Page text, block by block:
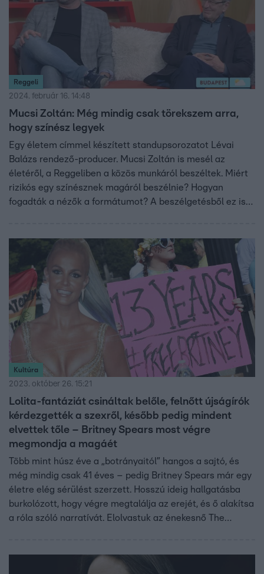
Reggeli
2024. február 16. 14:48
Mucsi Zoltán: Még mindig csak törekszem arra,
hogy színész legyek
Egy életem címmel készített standupsorozatot Lévai
Balázs rendező-producer. Mucsi Zoltán is mesél az
életéről, a Reggeliben a közös munkáról beszéltek. Miért
rizikós egy színésznek magáról beszélnie? Hogyan
fogadták a nézők a formátumot? A beszélgetésből ez is
Kultúra
2023. október 26. 15:21
Lolita-fantáziát csináltak belőle, felnőtt újságírók
kérdezgették a szexről, később pedig mindent
elvettek tőle – Britney Spears most végre
megmondja a magáét
Több mint húsz éve a „botrányaitól” hangos a sajtó, és
még mindig csak 41 éves – pedig Britney Spears már egy
életre elég sérülést szerzett. Hosszú ideig hallgatásba
burkolózott, hogy végre megtalálja az erejét, és ő alakítsa
a róla szóló narratívát. Elolvastuk az énekesnő The
érdekes lehet, ha valaki nem különösen rajong érte és a